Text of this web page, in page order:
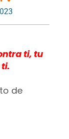
ti, tu
de